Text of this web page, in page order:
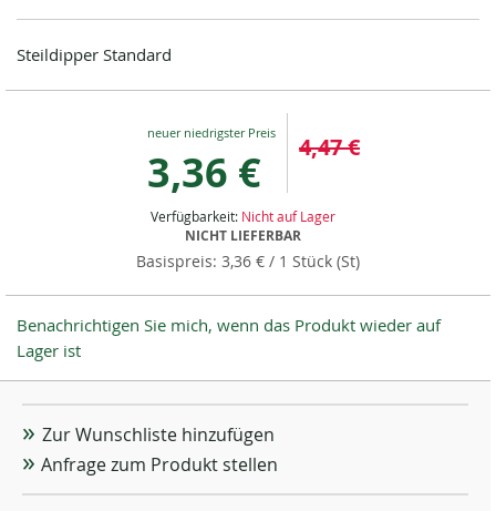
Steildipper Standard
Special
3,36 € 4,47 €
3,36 € / 1 Stück (St)
Verfügbarkeit: Nicht auf Lager
NICHT LIEFERBAR
Benachrichtigen Sie mich, wenn das Produkt wieder auf
Lager ist
Zur Wunschliste hinzufügen
Anfrage zum Produkt stellen